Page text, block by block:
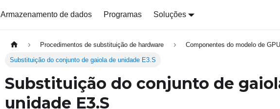
Armazenamento de dados Programas Soluções
Procedimentos de substituição de hardware Componentes do modelo de
Substituição do conjunto de gaiola de unidade E3.S
Substituição do conjunto de
unidade E3.S